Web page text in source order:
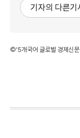
기자의 다른기
©'5개국어 글로벌 경제신문'